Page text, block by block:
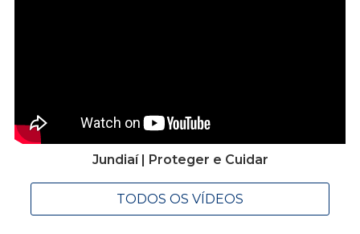
Jundiaí | Proteger e Cuidar
TODOS OS VÍDEOS